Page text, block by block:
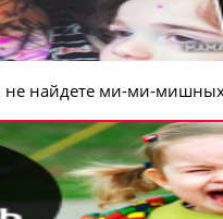
не найдете ми-ми-